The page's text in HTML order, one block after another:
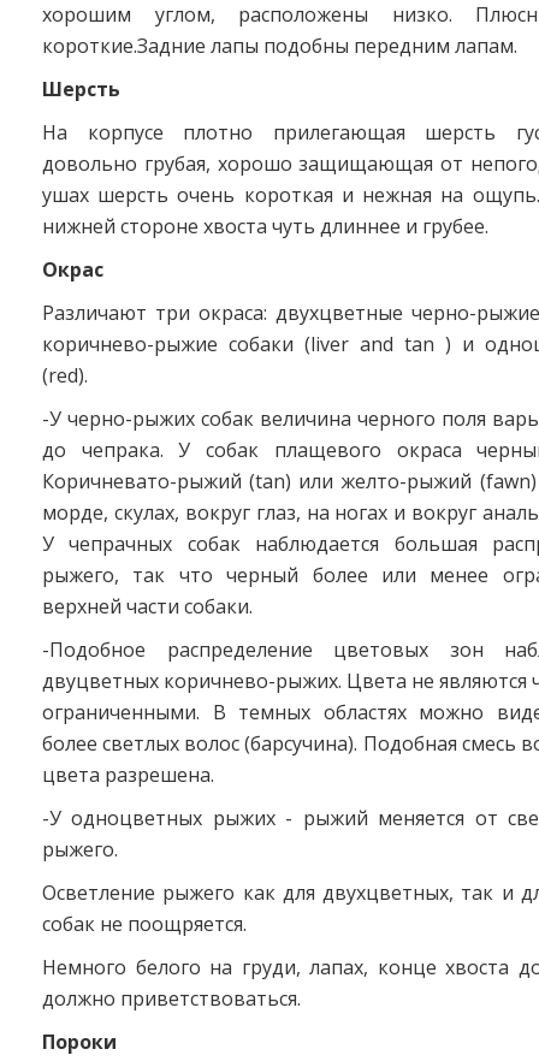
хорошим углом, расположены низко.
короткие.Задние лапы подобны передним лапам.
Шерсть
На корпусе плотно прилегающая шерсть
довольно грубая, хорошо защищающая от
ушах шерсть очень короткая и нежная на
нижней стороне хвоста чуть длиннее и грубее.
Окрас
Различают три окраса: двухцветные черно-
коричнево-рыжие собаки (liver and tan ) и
(red).
-У черно-рыжих собак величина черного поля
до чепрака. У собак плащевого окраса
Коричневато-рыжий (tan) или желто-рыжий (fawn)
морде, скулах, вокруг глаз, на ногах и вокруг
У чепрачных собак наблюдается большая
рыжего, так что черный более или менее
верхней части собаки.
-Подобное распределение цветовых зон
двуцветных коричнево-рыжих. Цвета не являются
ограниченными. В темных областях можно
более светлых волос (барсучина). Подобная смесь
цвета разрешена.
-У одноцветных рыжих - рыжий меняется от
рыжего.
Осветление рыжего как для двухцветных, так и
собак не поощряется.
Немного белого на груди, лапах, конце хвоста
должно приветствоваться.
Пороки